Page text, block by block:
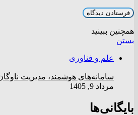
همچنین ببینید
بستن
علم و فناوری
سامانه‌های هوشمند، مدیریت
مرداد 9, 1405
بایگانی‌ها